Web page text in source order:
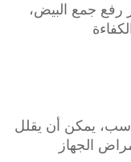
رفع جمع البيض،
يمكن أن يقلل
الجهاز